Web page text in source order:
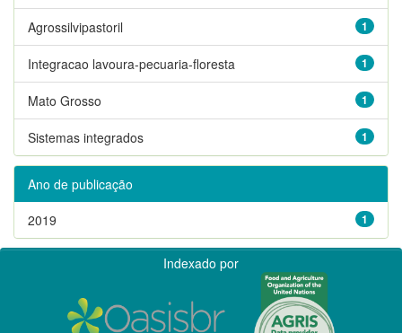
1
Agrossilvipastoril
1
Integracao lavoura-pecuaria-floresta
1
Mato Grosso
1
Sistemas integrados
Ano de publicação
1
2019
Indexado por